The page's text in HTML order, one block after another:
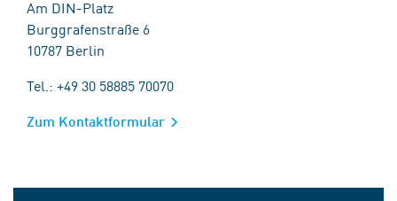
Am DIN-Platz
Burggrafenstraße 6
10787 Berlin
Tel.: +49 30 58885 70070
Zum Kontaktformular